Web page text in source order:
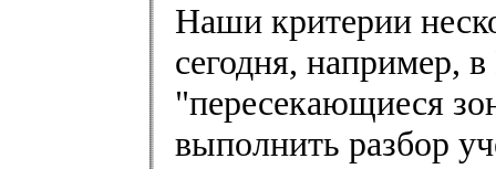
Наши критерии
сегодня,
"пересекающиеся
выполнить разбор